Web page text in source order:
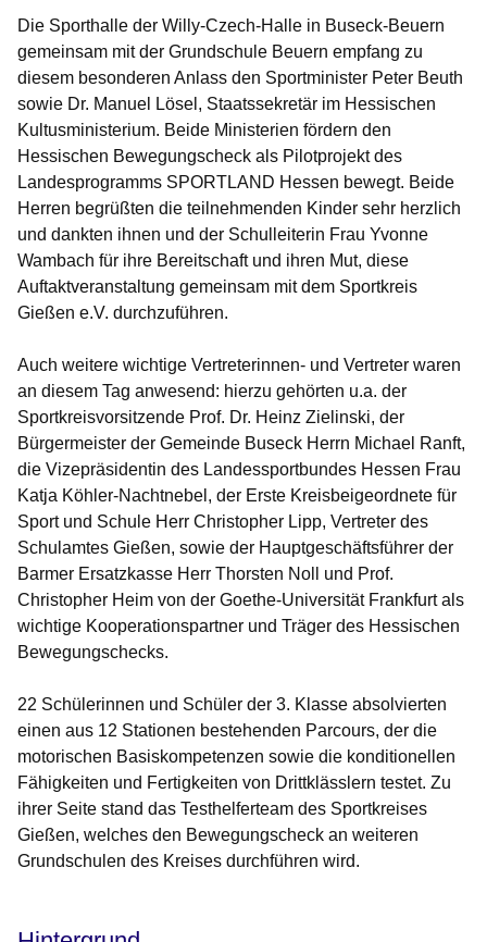
Die Sporthalle der Willy-Czech-Halle in Buseck-Beuern
gemeinsam mit der Grundschule Beuern empfang zu
diesem besonderen Anlass den Sportminister Peter Beuth
sowie Dr. Manuel Lösel, Staatssekretär im Hessischen
Kultusministerium. Beide Ministerien fördern den
Hessischen Bewegungscheck als Pilotprojekt des
Landesprogramms SPORTLAND Hessen bewegt. Beide
Herren begrüßten die teilnehmenden Kinder sehr herzlich
und dankten ihnen und der Schulleiterin Frau Yvonne
Wambach für ihre Bereitschaft und ihren Mut, diese
Auftaktveranstaltung gemeinsam mit dem Sportkreis
Gießen e.V. durchzuführen.
Auch weitere wichtige Vertreterinnen- und Vertreter waren
an diesem Tag anwesend: hierzu gehörten u.a. der
Sportkreisvorsitzende Prof. Dr. Heinz Zielinski, der
Bürgermeister der Gemeinde Buseck Herrn Michael Ranft,
die Vizepräsidentin des Landessportbundes Hessen Frau
Katja Köhler-Nachtnebel, der Erste Kreisbeigeordnete für
Sport und Schule Herr Christopher Lipp, Vertreter des
Schulamtes Gießen, sowie der Hauptgeschäftsführer der
Barmer Ersatzkasse Herr Thorsten Noll und Prof.
Christopher Heim von der Goethe-Universität Frankfurt als
wichtige Kooperationspartner und Träger des Hessischen
Bewegungschecks.
22 Schülerinnen und Schüler der 3. Klasse absolvierten
einen aus 12 Stationen bestehenden Parcours, der die
motorischen Basiskompetenzen sowie die konditionellen
Fähigkeiten und Fertigkeiten von Drittklässlern testet. Zu
ihrer Seite stand das Testhelferteam des Sportkreises
Gießen, welches den Bewegungscheck an weiteren
Grundschulen des Kreises durchführen wird.